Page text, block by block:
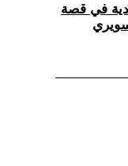
في قصة